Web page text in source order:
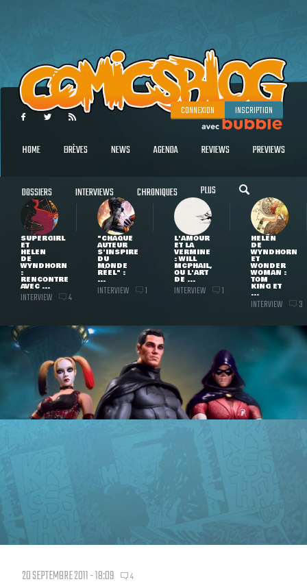
CONNEXION INSCRIPTION
HOME BRÈVES NEWS AGENDA REVIEWS PREVIEWS
DOSSIERS INTERVIEWS CHRONIQUES PLUS
SUPERGIRL
ET
HELEN
DE
WYNDHORN
:
RENCONTRE
AVEC ...
INTERVIEW 4
"CHAQUE
AUTEUR
S'INSPIRE
DU
MONDE
RÉEL" :
...
INTERVIEW 1
L'AMOUR
ET LA
VERMINE
: WILL
MCPHAIL,
OU L'ART
DE ...
INTERVIEW 1
HELEN
DE
WYNDHORN
ET
WONDER
WOMAN :
TOM
KING ET
...
INTERVIEW 3
20 SEPTEMBRE 2011 - 18:09 4